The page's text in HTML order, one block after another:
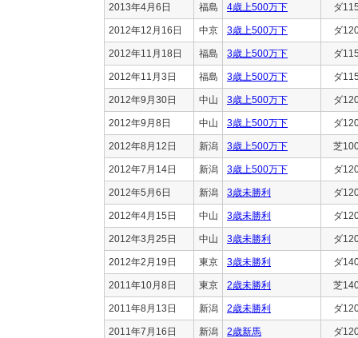
2013年4月6日 福島 4歳上500万下 ダ
2012年12月16日 中京 3歳上500万下 ダ
2012年11月18日 福島 3歳上500万下 ダ
2012年11月3日 福島 3歳上500万下 ダ
2012年9月30日 中山 3歳上500万下 ダ
2012年9月8日 中山 3歳上500万下 ダ
2012年8月12日 新潟 3歳上500万下 芝
2012年7月14日 新潟 3歳上500万下 ダ
2012年5月6日 新潟 3歳未勝利 ダ
2012年4月15日 中山 3歳未勝利 ダ
2012年3月25日 中山 3歳未勝利 ダ
2012年2月19日 東京 3歳未勝利 ダ
2011年10月8日 東京 2歳未勝利 芝
2011年8月13日 新潟 2歳未勝利 ダ
2011年7月16日 新潟 2歳新馬 ダ